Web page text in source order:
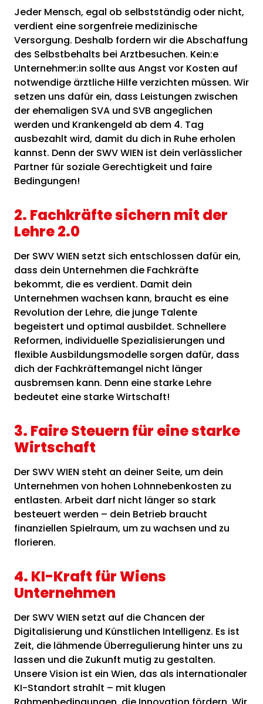
Jeder Mensch, egal ob selbstständig oder nicht,
verdient eine sorgenfreie medizinische
Versorgung. Deshalb fordern wir die Abschaffung
des Selbstbehalts bei Arztbesuchen. Kein:e
Unternehmer:in sollte aus Angst vor Kosten auf
notwendige ärztliche Hilfe verzichten müssen. Wir
setzen uns dafür ein, dass Leistungen zwischen
der ehemaligen SVA und SVB angeglichen
werden und Krankengeld ab dem 4. Tag
ausbezahlt wird, damit du dich in Ruhe erholen
kannst. Denn der SWV WIEN ist dein verlässlicher
Partner für soziale Gerechtigkeit und faire
Bedingungen!
2. Fachkräfte sichern mit der
Lehre 2.0
Der SWV WIEN setzt sich entschlossen dafür ein,
dass dein Unternehmen die Fachkräfte
bekommt, die es verdient. Damit dein
Unternehmen wachsen kann, braucht es eine
Revolution der Lehre, die junge Talente
begeistert und optimal ausbildet. Schnellere
Reformen, individuelle Spezialisierungen und
flexible Ausbildungsmodelle sorgen dafür, dass
dich der Fachkräftemangel nicht länger
ausbremsen kann. Denn eine starke Lehre
bedeutet eine starke Wirtschaft!
3. Faire Steuern für eine starke
Wirtschaft
Der SWV WIEN steht an deiner Seite, um dein
Unternehmen von hohen Lohnnebenkosten zu
entlasten. Arbeit darf nicht länger so stark
besteuert werden – dein Betrieb braucht
finanziellen Spielraum, um zu wachsen und zu
florieren.
4. KI-Kraft für Wiens
Unternehmen
Der SWV WIEN setzt auf die Chancen der
Digitalisierung und Künstlichen Intelligenz. Es ist
Zeit, die lähmende Überregulierung hinter uns zu
lassen und die Zukunft mutig zu gestalten.
Unsere Vision ist ein Wien, das als internationaler
KI-Standort strahlt – mit klugen